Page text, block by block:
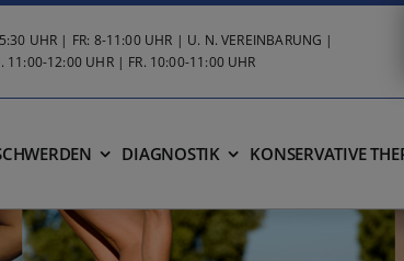
UHR | FR: 8-11:00 UHR | U. N. VEREINBARUNG |
11:00-12:00 UHR | FR. 10:00-11:00 UHR
DIAGNOSTIK KONSERVATIVE